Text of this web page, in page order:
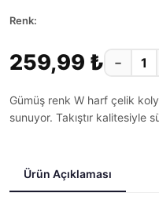
Renk:
259,99 ₺ −
Gümüş renk W harf çelik
sunuyor. Takıştır kalitesiyle
Ürün Açıklaması